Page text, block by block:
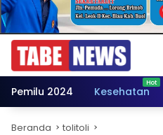
Pemilu 2024 Kesehatan
Beranda tolitoli